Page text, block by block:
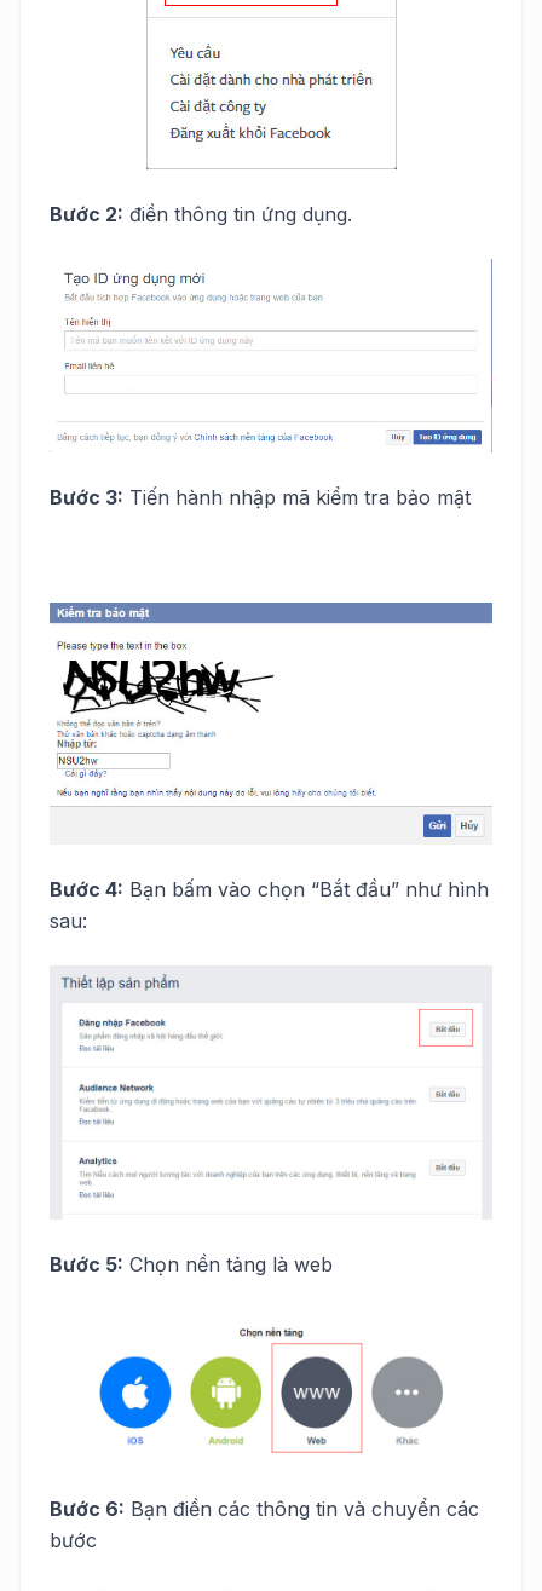
Bước 2: điền thông tin ứng dụng.
Bước 3: Tiến hành nhập mã kiểm tra bảo mật
Bước 4: Bạn bấm vào chọn “Bắt đầu” như hình
sau:
Bước 5: Chọn nền tảng là web
Bước 6: Bạn điền các thông tin và chuyển các
bước